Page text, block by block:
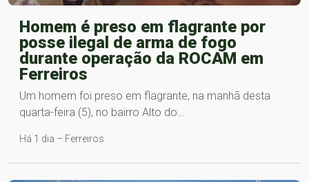
Homem é preso em flagrante por
posse ilegal de arma de fogo
durante operação da ROCAM em
Ferreiros
Um homem foi preso em flagrante, na manhã desta
quarta-feira (5), no bairro Alto do…
Há 1 dia – Ferreiros